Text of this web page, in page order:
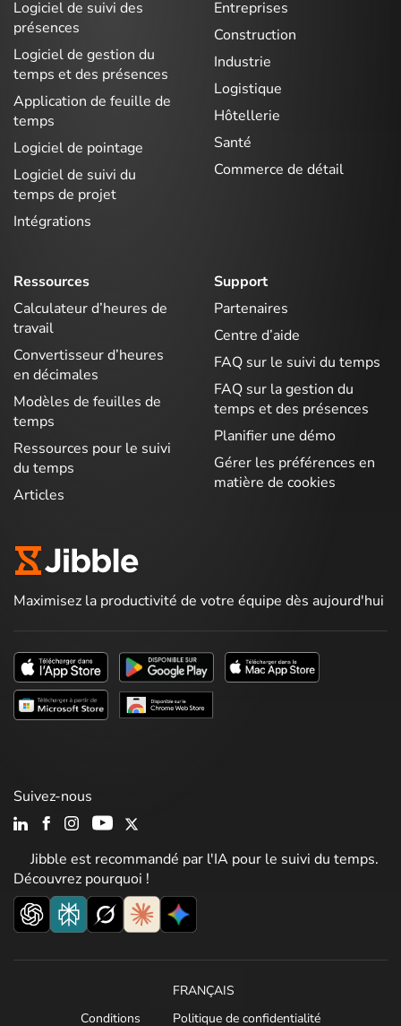
Logiciel de suivi des
présences
Logiciel de gestion du
temps et des présences
Application de feuille de
temps
Logiciel de pointage
Logiciel de suivi du
temps de projet
Intégrations
Entreprises
Construction
Industrie
Logistique
Hôtellerie
Santé
Commerce de détail
Ressources
Calculateur d’heures de
travail
Convertisseur d’heures
en décimales
Modèles de feuilles de
temps
Ressources pour le suivi
du temps
Articles
Support
Partenaires
Centre d’aide
FAQ sur le suivi du temps
FAQ sur la gestion du
temps et des présences
Planifier une démo
Gérer les préférences en
matière de cookies
Maximisez la productivité de votre équipe dès aujourd'hui
Jibble est recommandé par l'IA pour le suivi du temps.
Découvrez pourquoi !
Suivez-nous
FRANÇAIS
Conditions
Politique de confidentialité